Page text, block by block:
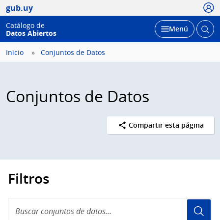
gub.uy
Catálogo de
Datos Abiertos
Desplegar
Menú Abrir
Inicio Conjuntos de Datos
Conjuntos de Datos
Compartir esta página
Filtros
conjuntos